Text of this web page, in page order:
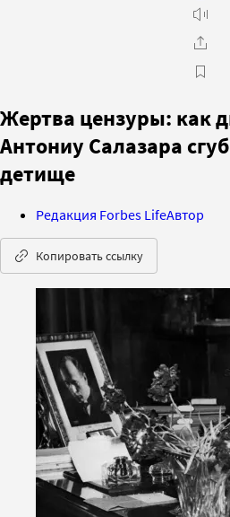
Жертва цензуры: как
Антониу Салазара
детище
Редакция Forbes LifeАвтор
Копировать ссылку